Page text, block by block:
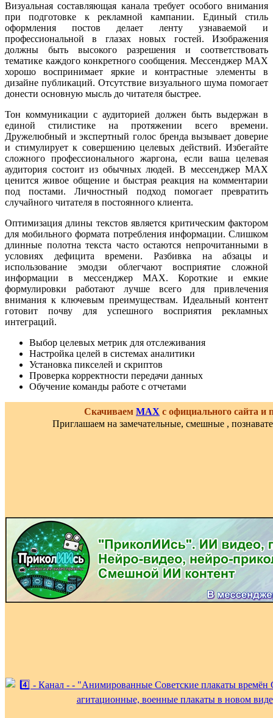
Визуальная составляющая канала требует особого внимания
при подготовке к рекламной кампании. Единый стиль
оформления постов делает ленту узнаваемой и
профессиональной в глазах новых гостей. Изображения
должны быть высокого разрешения и соответствовать
тематике каждого конкретного сообщения. Мессенджер MAX
хорошо воспринимает яркие и контрастные элементы в
дизайне публикаций. Отсутствие визуального шума помогает
донести основную мысль до читателя быстрее.
Тон коммуникации с аудиторией должен быть выдержан в
единой стилистике на протяжении всего времени.
Дружелюбный и экспертный голос бренда вызывает доверие
и стимулирует к совершению целевых действий. Избегайте
сложного профессионального жаргона, если ваша целевая
аудитория состоит из обычных людей. В мессенджер MAX
ценится живое общение и быстрая реакция на комментарии
под постами. Личностный подход помогает превратить
случайного читателя в постоянного клиента.
Оптимизация длины текстов является критическим фактором
для мобильного формата потребления информации. Слишком
длинные полотна текста часто остаются непрочитанными в
условиях дефицита времени. Разбивка на абзацы и
использование эмодзи облегчают восприятие сложной
информации в мессенджер MAX. Короткие и емкие
формулировки работают лучше всего для привлечения
внимания к ключевым преимуществам. Идеальный контент
готовит почву для успешного восприятия рекламных
интеграций.
Выбор целевых метрик для отслеживания
Настройка целей в системах аналитики
Установка пикселей и скриптов
Проверка корректности передачи данных
Обучение команды работе с отчетами
Скачиваем MAX с официального сайта
Приглашаем на замечательные, смешные ,